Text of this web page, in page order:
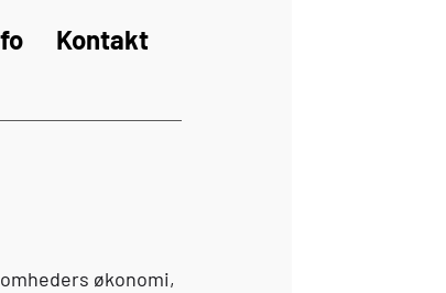
Kontakt
økonomi,